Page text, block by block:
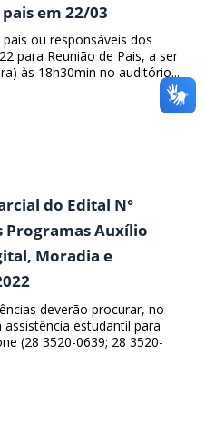
em 22/03
ou responsáveis dos
para Reunião de Pais, a ser
às 18h30min no auditório...
do Edital N°
Programas Auxílio
Moradia e
deverão procurar, no
estudantil para
(28 3520-0639; 28 3520-